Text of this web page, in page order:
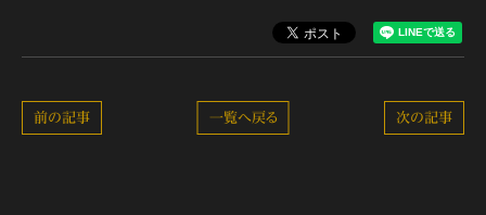
次の記事
一覧へ戻る
前の記事